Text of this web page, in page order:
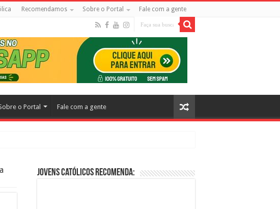
Recomendamos Sobre o Portal Fale com a gente
o Portal Fale com a gente
os Católicos no Cinema
Jovens Católicos Recomenda: